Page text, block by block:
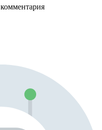
комментария